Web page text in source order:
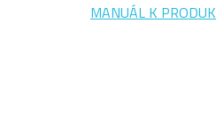
MANUÁL K